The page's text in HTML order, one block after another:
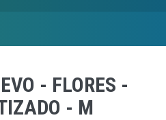
- FLORES -
- M